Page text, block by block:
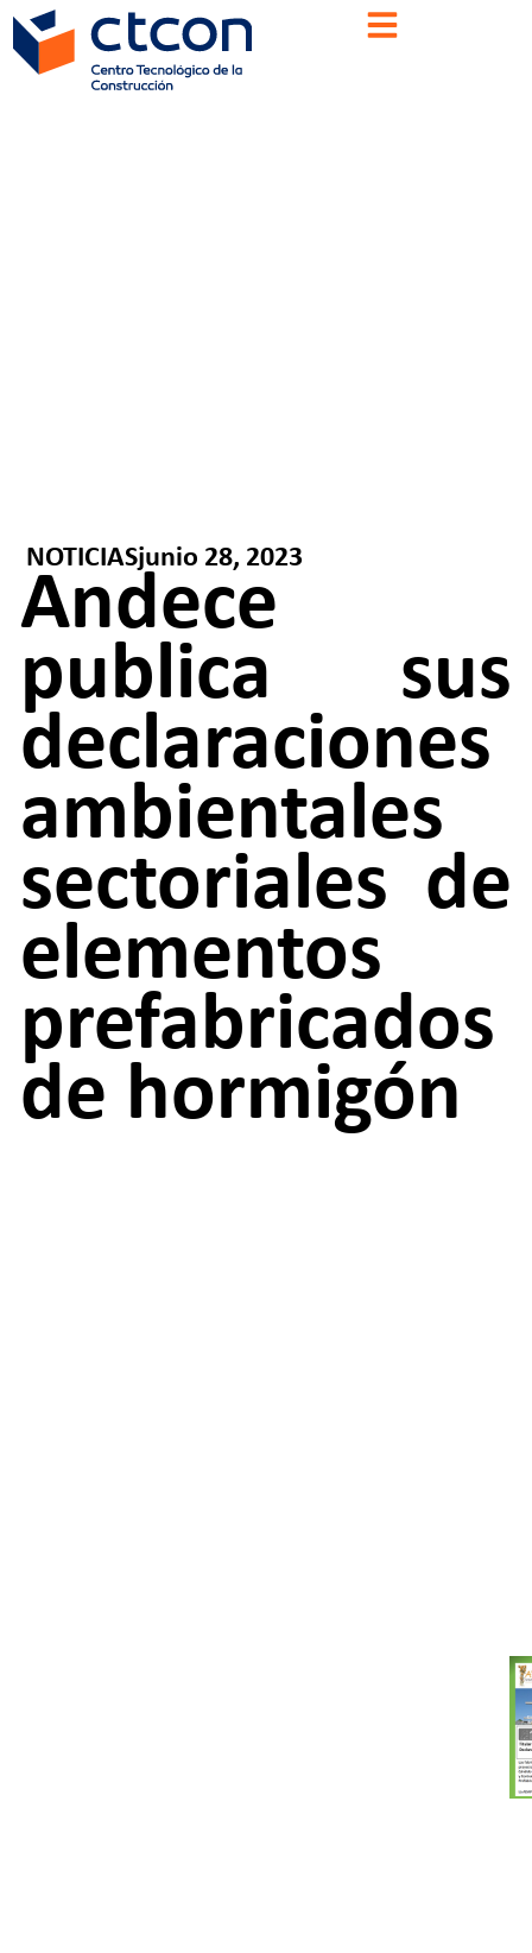
NOTICIASjunio 28, 2023
Andece
publica sus
declaraciones
ambientales
sectoriales de
elementos
prefabricados
de hormigón